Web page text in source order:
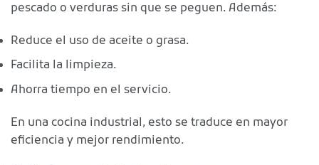
pescado o verduras sin que se peguen. Además:
Reduce el uso de aceite o grasa.
Facilita la limpieza.
Ahorra tiempo en el servicio.
En una cocina industrial, esto se traduce en mayor
eficiencia y mejor rendimiento.